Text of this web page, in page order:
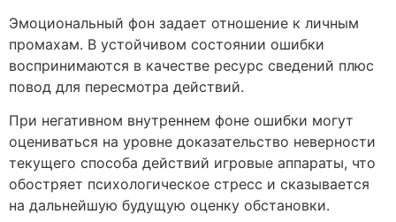
Эмоциональный фон задает отношение к личным
промахам. В устойчивом состоянии ошибки
воспринимаются в качестве ресурс сведений плюс
повод для пересмотра действий.
При негативном внутреннем фоне ошибки могут
оцениваться на уровне доказательство неверности
текущего способа действий игровые аппараты, что
обостряет психологическое стресс и сказывается
на дальнейшую будущую оценку обстановки.